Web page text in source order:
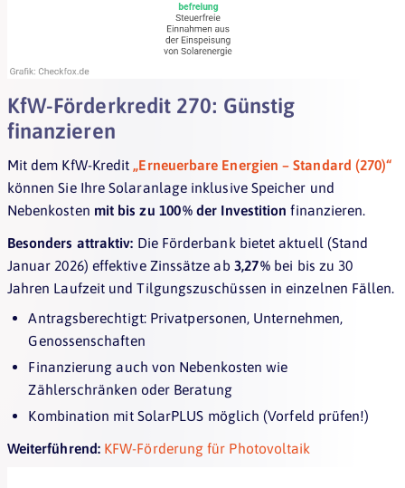
KfW-Förderkredit 270: Günstig
finanzieren
Mit dem KfW-Kredit„Erneuerbare Energien – Standard (270)“
können Sie Ihre Solaranlage inklusive Speicher und
Nebenkosten mit bis zu 100 % der Investition finanzieren.
Besonders attraktiv: Die Förderbank bietet aktuell (Stand
Januar 2026) effektive Zinssätze ab 3,27 % bei bis zu 30
Jahren Laufzeit und Tilgungszuschüssen in einzelnen Fällen.
Antragsberechtigt: Privatpersonen, Unternehmen,
Genossenschaften
Finanzierung auch von Nebenkosten wie
Zählerschränken oder Beratung
Kombination mit SolarPLUS möglich (Vorfeld prüfen!)
Weiterführend: KFW-Förderung für Photovoltaik